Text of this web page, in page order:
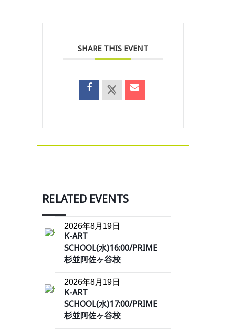
SHARE THIS EVENT
RELATED EVENTS
2026年8月19日
K-ART
SCHOOL(水)16:00/PRIME
杉並阿佐ヶ谷校
2026年8月19日
K-ART
SCHOOL(水)17:00/PRIME
杉並阿佐ヶ谷校